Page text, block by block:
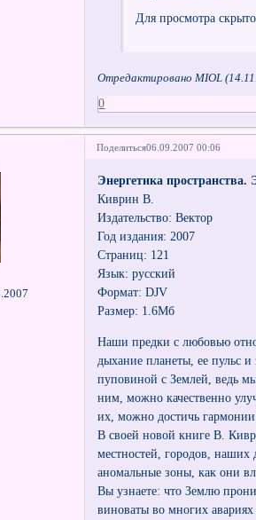
Для просмотра
Отредактировано MIOL
0
Поделиться06.09.2007 00:06
Энергетика пространства.
Киврин В.
Издательство: Вектор
Год издания: 2007
Страниц: 121
Язык: русский
Формат: DJV
Размер: 1.6Мб
Наши предки с любовью
дыхание планеты, ее пульс
пуповиной с Землей, ведь
ним, можно качественно
их, можно достичь
В своей новой книге В.
местностей, городов, наших
аномальные зоны, как они
Вы узнаете: что Землю
виноваты во многих